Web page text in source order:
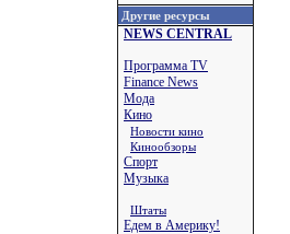
Другие ресурсы
NEWS CENTRAL
Программа TV
Finance News
Мода
Кино
Новости кино
Кинообзоры
Спорт
Музыка
Штаты
Едем в Америку!